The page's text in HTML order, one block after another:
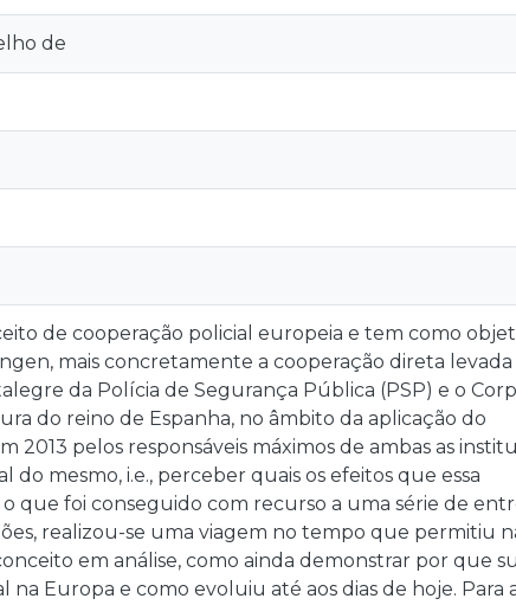
de
de cooperação policial europeia e tem como
mais concretamente a cooperação direta levada
da Polícia de Segurança Pública (PSP) e o
do reino de Espanha, no âmbito da aplicação do
2013 pelos responsáveis máximos de ambas as
mesmo, i.e., perceber quais os efeitos que essa
que foi conseguido com recurso a uma série de
realizou-se uma viagem no tempo que permitiu
em análise, como ainda demonstrar por que
na Europa e como evoluiu até aos dias de hoje. Para